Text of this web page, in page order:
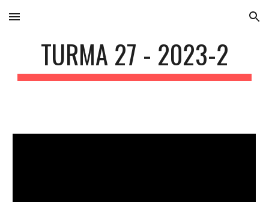
Skip to main content Skip to navigation
TURMA 27 - 2023-2